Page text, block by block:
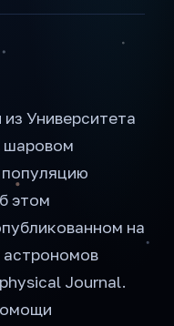
Университета
шаровом
популяцию
этом
на
астрономов
Journal.